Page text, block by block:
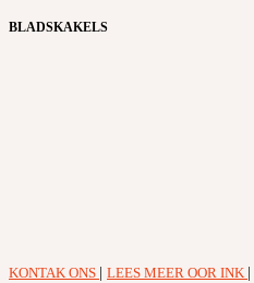
BLADSKAKELS
KONTAK ONS LEES MEER OOR INK